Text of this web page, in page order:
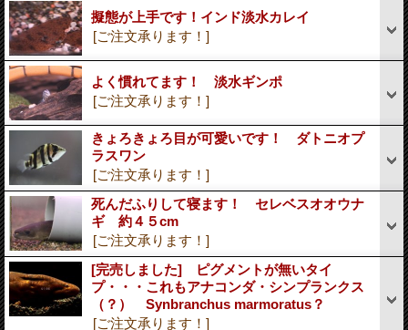
擬態が上手です！インド淡水カレイ
[ご注文承ります！]
よく慣れてます！ 淡水ギンポ
[ご注文承ります！]
きょろきょろ目が可愛いです！ ダトニオプ
ラスワン
[ご注文承ります！]
死んだふりして寝ます！ セレベスオオウナ
ギ 約４５cm
[ご注文承ります！]
[完売しました] ピグメントが無いタイ
プ・・・これもアナコンダ・シンプランクス
（？） Synbranchus marmoratus？
[ご注文承ります！]